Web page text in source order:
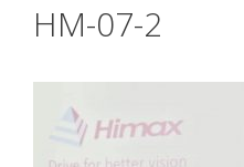
HM-07-2